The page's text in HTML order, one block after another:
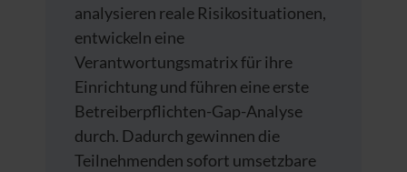
analysieren reale Risikosituationen,
entwickeln eine
Verantwortungsmatrix für ihre
Einrichtung und führen eine erste
Betreiberpflichten-Gap-Analyse
durch. Dadurch gewinnen die
Teilnehmenden sofort umsetzbare